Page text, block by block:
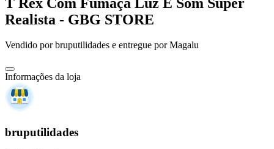
Realista - GBG STORE
Vendido porbruputilidades e entregue por Magalu
Informações da loja
bruputilidades